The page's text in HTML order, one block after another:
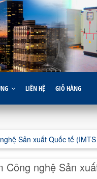
LIÊN HỆ GIỎ HÀNG
Sản xuất Quốc tế
Công nghệ Sản